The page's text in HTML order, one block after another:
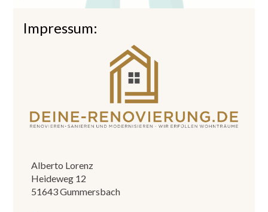
Impressum:
Alberto Lorenz
Heideweg 12
51643 Gummersbach